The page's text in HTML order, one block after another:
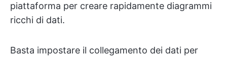
piattaforma per creare rapidamente diagrammi
ricchi di dati.
Basta impostare il collegamento dei dati per